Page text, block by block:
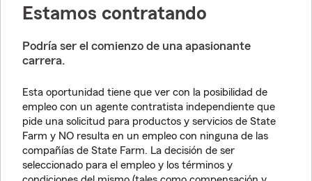
Estamos contratando
Podría ser el comienzo de una apasionante
carrera.
Esta oportunidad tiene que ver con la posibilidad de
empleo con un agente contratista independiente que
pide una solicitud para productos y servicios de State
Farm y NO resulta en un empleo con ninguna de las
compañías de State Farm. La decisión de ser
seleccionado para el empleo y los términos y